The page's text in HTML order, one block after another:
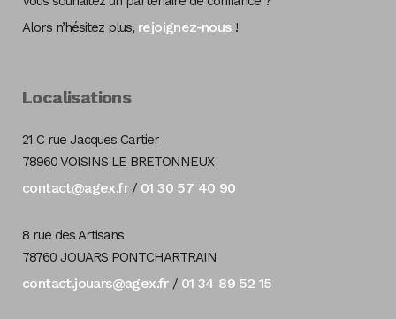
Alors n’hésitez plus, rejoignez-nous!
Localisations
21 C rue Jacques Cartier
78960 VOISINS LE BRETONNEUX
contact@agex.fr/ 01 30 57 40 90
8 rue des Artisans
78760 JOUARS PONTCHARTRAIN
contact.jouars@agex.fr/ 01 34 89 52 15